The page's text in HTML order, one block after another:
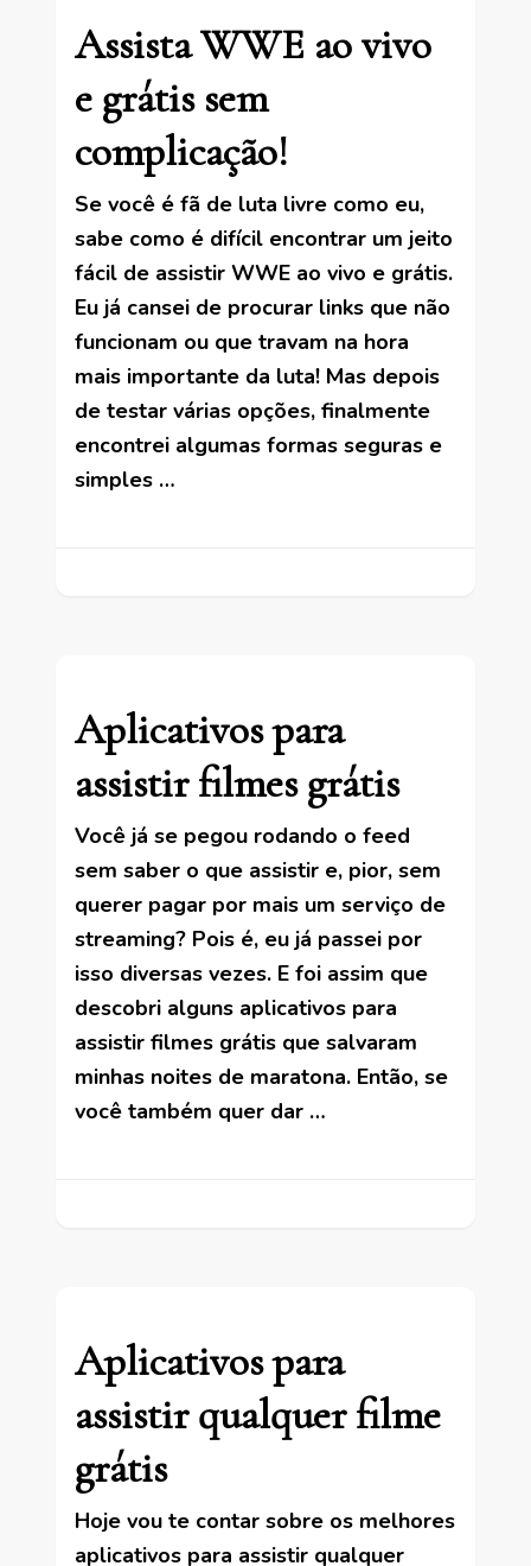
Assista WWE ao vivo
e grátis sem
complicação!
Se você é fã de luta livre como eu,
sabe como é difícil encontrar um jeito
fácil de assistir WWE ao vivo e grátis.
Eu já cansei de procurar links que não
funcionam ou que travam na hora
mais importante da luta! Mas depois
de testar várias opções, finalmente
encontrei algumas formas seguras e
simples …
Aplicativos para
assistir filmes grátis
Você já se pegou rodando o feed
sem saber o que assistir e, pior, sem
querer pagar por mais um serviço de
streaming? Pois é, eu já passei por
isso diversas vezes. E foi assim que
descobri alguns aplicativos para
assistir filmes grátis que salvaram
minhas noites de maratona. Então, se
você também quer dar …
Aplicativos para
assistir qualquer filme
grátis
Hoje vou te contar sobre os melhores
aplicativos para assistir qualquer